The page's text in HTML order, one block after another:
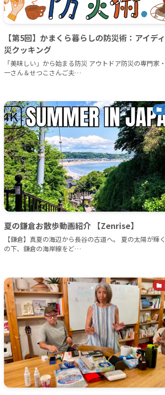
【第5回】かまくら暮らしの防災術：アイデ
災クッキング
「美味しい」から始まる防災 アウトドア防災の専門家
一さん＆せつこさんご夫…
夏の鎌倉お散歩動画紹介 【Zenrise】
【鎌倉】真夏の海辺から長谷の古道へ。 夏の太陽が輝
の下、鎌倉の海岸線をど…